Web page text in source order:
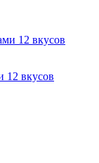
12 вкусов